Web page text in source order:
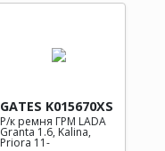
GATES K015670XS
Р/к ремня ГРМ LADA
Granta 1.6, Kalina,
Priora 11-